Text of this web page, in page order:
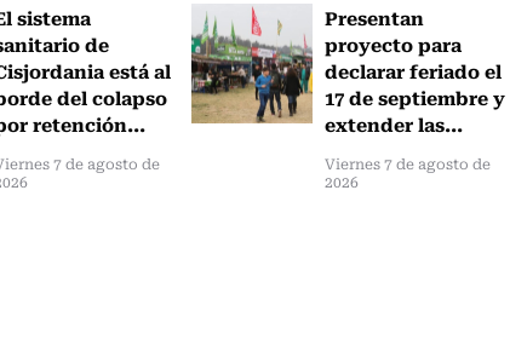
sistema
de
está al
del colapso
retención...
7 de agosto de
Presentan
proyecto para
declarar feriado el
17 de septiembre y
extender las...
Viernes 7 de agosto de
2026